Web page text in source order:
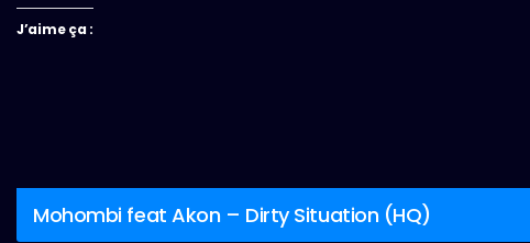
J’aime ça :
Mohombi feat Akon – Dirty Situation (HQ)